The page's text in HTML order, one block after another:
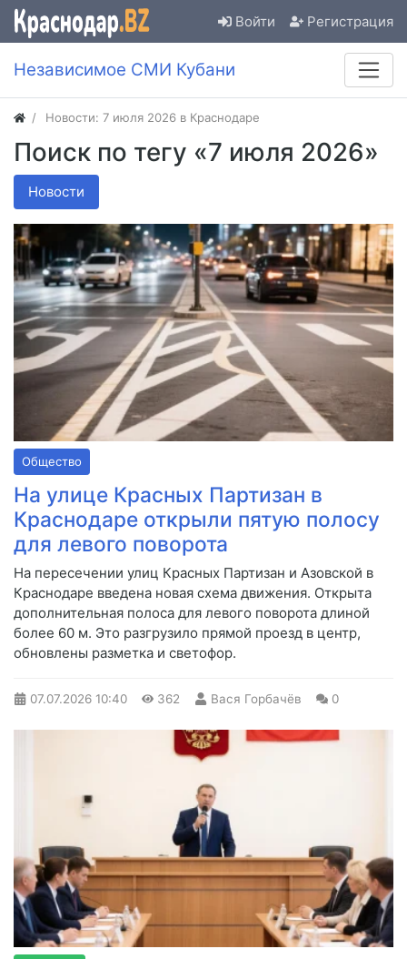
Войти Регистрация
Независимое СМИ Кубани
Новости: 7 июля 2026 в Краснодаре
Поиск по тегу «7 июля 2026»
Новости
Общество
На улице Красных Партизан в
Краснодаре открыли пятую полосу
для левого поворота
На пересечении улиц Красных Партизан и Азовской в
Краснодаре введена новая схема движения. Открыта
дополнительная полоса для левого поворота длиной
более 60 м. Это разгрузило прямой проезд в центр,
обновлены разметка и светофор.
07.07.2026 10:40 362 Вася Горбачёв 0